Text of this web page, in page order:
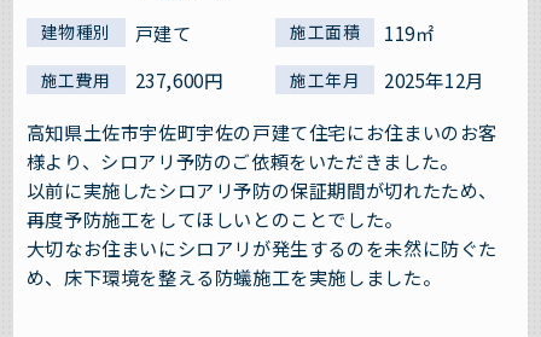
建物種別 戸建て 施工面積 119㎡
施工費用 237,600円 施工年月
2025年12月
高知県土佐市宇佐町宇佐の戸建て住宅にお住まいのお客
様より、シロアリ予防のご依頼をいただきました。
以前に実施したシロアリ予防の保証期間が切れたため、
再度予防施工をしてほしいとのことでした。
大切なお住まいにシロアリが発生するのを未然に防ぐた
め、床下環境を整える防蟻施工を実施しました。